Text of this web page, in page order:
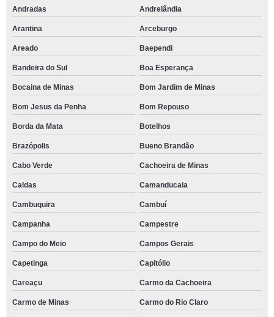
Andradas Andrelândia
Arantina Arceburgo
Areado Baependi
Bandeira do Sul Boa Esperança
Bocaina de Minas Bom Jardim de Minas
Bom Jesus da Penha Bom Repouso
Borda da Mata Botelhos
Brazópolis Bueno Brandão
Cabo Verde Cachoeira de Minas
Caldas Camanducaia
Cambuquira Cambuí
Campanha Campestre
Campo do Meio Campos Gerais
Capetinga Capitólio
Careaçu Carmo da Cachoeira
Carmo de Minas Carmo do Rio Claro